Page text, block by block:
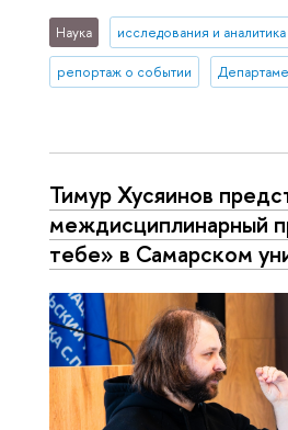
Наука исследования и аналитика
репортаж о событии
Тимур Хусяинов
междисциплинарный
тебе» в Самарском